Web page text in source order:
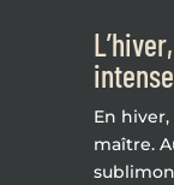
En
maître.